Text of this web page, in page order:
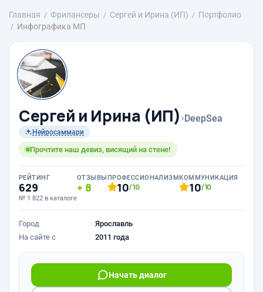
Главная Фрилансеры Сергей и Ирина (ИП)
Портфолио
Инфографика МП
Сергей и Ирина (ИП)›DeepSea
Нейросаммари
Прочтите наш девиз, висящий на стене!
РЕЙТИНГ
629
№ 1 822 в каталоге
ОТЗЫВЫ
8
ПРОФЕССИОНАЛИЗМ
10/10
КОММУНИКАЦИЯ
10/10
Город
Ярославль
На сайте с
2011 года
Начать диалог